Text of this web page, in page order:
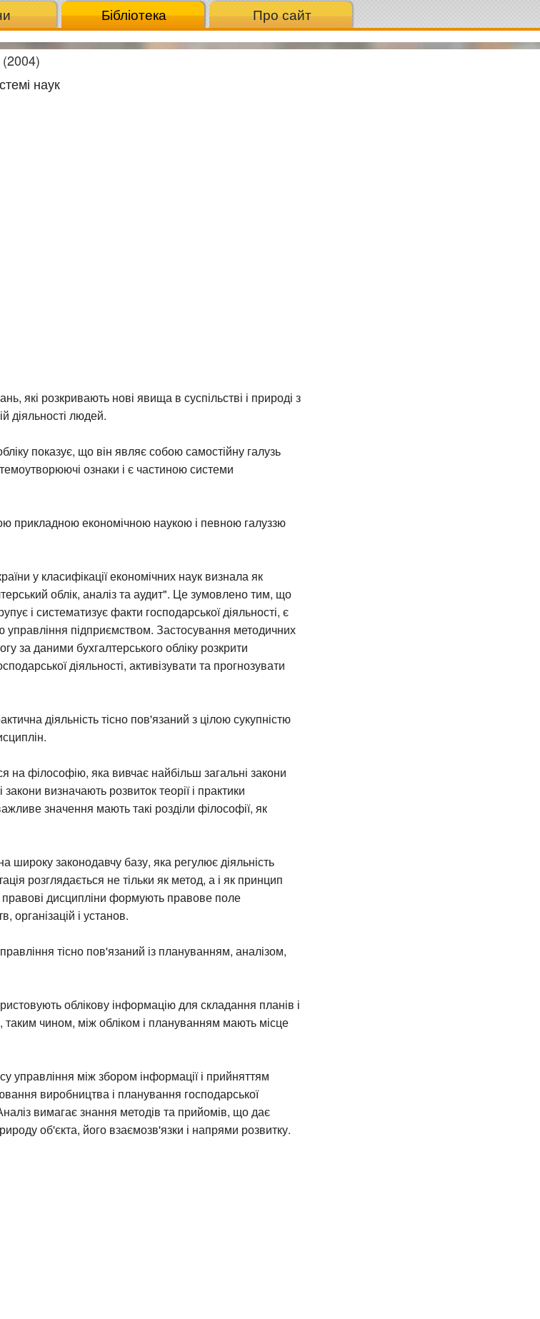
Бібліотека Про сайт
(2004)
наук
які розкривають нові явища в суспільстві і природі з
діяльності людей.
показує, що він являє собою самостійну галузь
ознаки і є частиною системи
прикладною економічною наукою і певною галуззю
у класифікації економічних наук визнала як
облік, аналіз та аудит". Це зумовлено тим, що
і систематизує факти господарської діяльності, є
підприємством. Застосування методичних
за даними бухгалтерського обліку розкрити
діяльності, активізувати та прогнозувати
діяльність тісно пов'язаний з цілою сукупністю
на філософію, яка вивчає найбільш загальні закони
закони визначають розвиток теорії і практики
значення мають такі розділи філософії, як
широку законодавчу базу, яка регулює діяльність
розглядається не тільки як метод, а і як принцип
дисципліни формують правове поле
організацій і установ.
тісно пов'язаний із плануванням, аналізом,
облікову інформацію для складання планів і
таким чином, між обліком і плануванням мають місце
управління між збором інформації і прийняттям
виробництва і планування господарської
вимагає знання методів та прийомів, що дає
об'єкта, його взаємозв'язки і напрями розвитку.